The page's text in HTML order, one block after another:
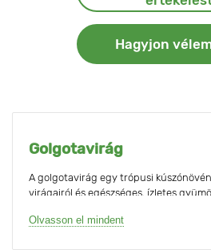
Hagyjon
Golgotavirág
A golgotavirág egy trópusi
virágairól és egészséges, ízletes
körülmények között (Brazília, Peru,
Olvasson el mindent